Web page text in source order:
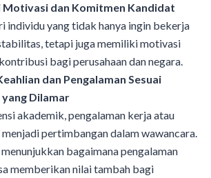
Motivasi dan Komitmen Kandidat
individu yang tidak hanya ingin bekerja
tetapi juga memiliki motivasi
bagi perusahaan dan negara.
dan Pengalaman Sesuai
yang Dilamar
akademik, pengalaman kerja atau
pertimbangan dalam wawancara.
bagaimana pengalaman
memberikan nilai tambah bagi